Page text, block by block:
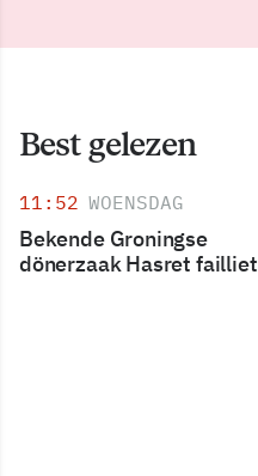
Best gelezen
11:52 WOENSDAG
Bekende Groningse
dönerzaak Hasret failliet